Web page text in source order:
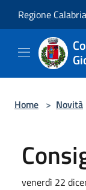
Regione Calabria
Home > Novità
venerdì 22